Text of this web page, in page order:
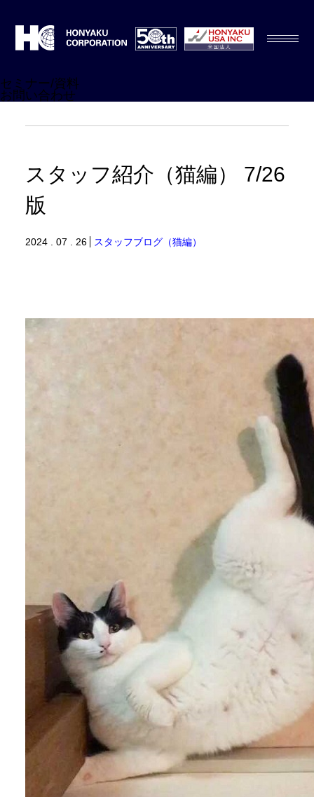
セミナー/資料
お問い合わせ
スタッフ紹介（猫編） 7/26
版
2024 . 07 . 26 スタッフブログ（猫編）